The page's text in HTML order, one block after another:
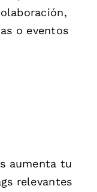
o eventos
aumenta tu
relevantes